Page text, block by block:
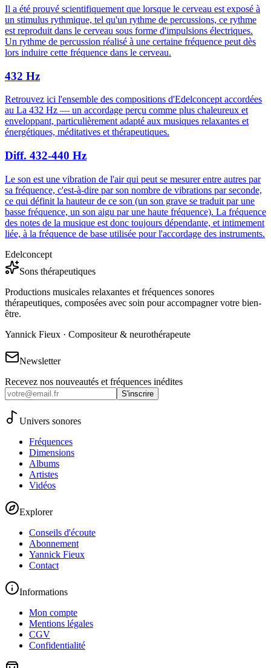
Il a été prouvé scientifiquement que lorsque le cerveau est exposé à
un stimulus rythmique, tel qu'un rythme de percussions, ce rythme
est reproduit dans le cerveau sous forme d'impulsions électriques.
Un rythme de percussion réalisé à une certaine fréquence peut dès
lors induire cette fréquence dans le cerveau.
432 Hz
Retrouvez ici l'ensemble des compositions d'Edelconcept accordées
au La 432 Hz — un accordage perçu comme plus chaleureux et
enveloppant, particulièrement adapté aux musiques relaxantes et
énergétiques, méditatives et thérapeutiques.
Diff. 432-440 Hz
Le son est une vibration de l'air qui peut se mesurer entre autres par
sa fréquence, c'est-à-dire par son nombre de vibrations par seconde,
ce qui définit la hauteur de ce son (un son grave se traduit par une
basse fréquence, un son aigu par une haute fréquence). La fréquence
des notes de la musique est donc toujours dépendante, et intimement
liée, à la fréquence de base utilisée pour l'accordage des instruments.
Edelconcept
Sons thérapeutiques
Productions musicales relaxantes et fréquences sonores
thérapeutiques, composées avec soin pour accompagner votre bien-
être.
Yannick Fieux · Compositeur & neurothérapeute
Newsletter
Recevez nos nouveautés et fréquences inédites
S'inscrire
Univers sonores
Fréquences
Dimensions
Albums
Artistes
Vidéos
Explorer
Conseils d'écoute
Abonnement
Yannick Fieux
Contact
Informations
Mon compte
Mentions légales
CGV
Confidentialité